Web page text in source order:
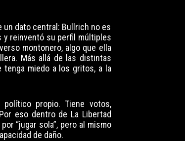
un dato central: Bullrich no es
y reinventó su perfil múltiples
montonero, algo que ella
Más allá de las distintas
miedo a los gritos, a la
propio. Tiene votos,
eso dentro de La Libertad
“jugar sola”, pero al mismo
de daño.